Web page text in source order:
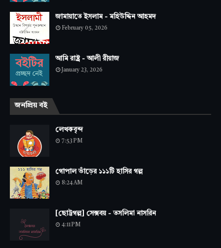
জামায়াতে ইসলাম - মহিউদ্দিন আহমদ
February 05, 2026
আমি রাষ্ট্র - আলী রীয়াজ
January 23, 2026
জনপ্রিয় বই
লেখকবৃন্দ
7:53 PM
গোপাল ভাঁড়ের ১১১টি হাসির গল্প
8:24 AM
[ছোট্টগল্প] সেক্সবয় - তসলিমা নাসরিন
4:11 PM